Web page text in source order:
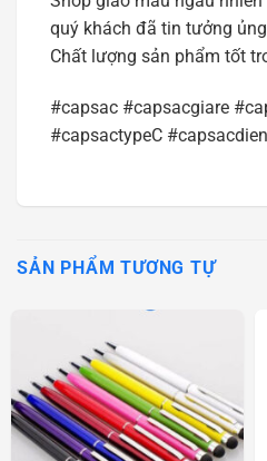
quý khách đã tin tưởng
Chất lượng sản phẩm tốt
#capsac #capsacgiare
#capsactypeC
SẢN PHẨM TƯƠNG TỰ